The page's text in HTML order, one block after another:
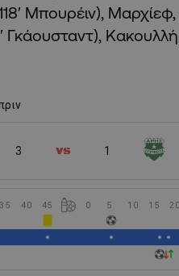
Μπουρέιν),